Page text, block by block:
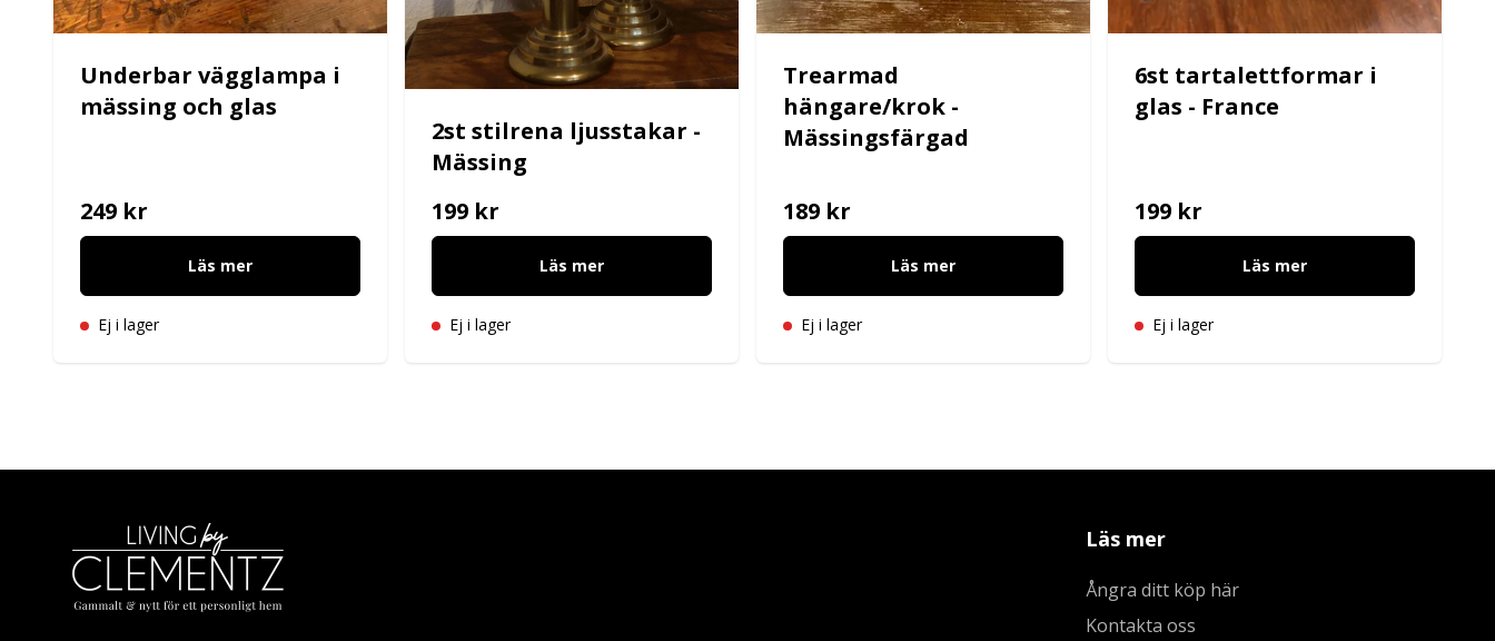
Underbar vägglampa i
mässing och glas
249 kr
Läs mer
Ej i lager
2st stilrena ljusstakar -
Mässing
199 kr
Läs mer
Ej i lager
Trearmad
hängare/krok -
Mässingsfärgad
189 kr
Läs mer
Ej i lager
6st tartalettformar i
glas - France
199 kr
Läs mer
Ej i lager
Läs mer
Ångra ditt köp här
Kontakta oss